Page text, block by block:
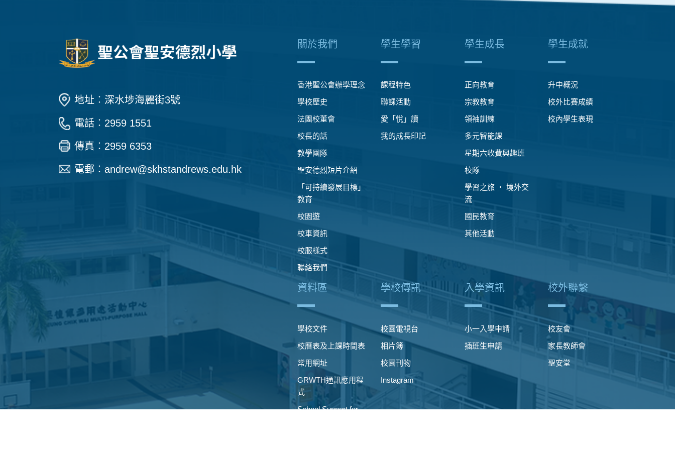
地址︰深水埗海麗街3號
電話︰2959 1551
傳真︰2959 6353
電郵︰ andrew@skhstandrews.edu.hk
關於我們
香港聖公會辦學理念
學校歷史
法團校董會
校長的話
教學團隊
聖安德烈短片介紹
「可持續發展目標」
教育
校園遊
校車資訊
校服樣式
聯絡我們
學生學習
課程特色
聯課活動
愛「悅」讀
我的成長印記
學生成長
正向教育
宗教教育
領袖訓練
多元智能課
星期六收費興趣班
校隊
學習之旅 ‧ 境外交
流
國民教育
其他活動
學生成就
升中概況
校外比賽成績
校內學生表現
資料區
學校文件
校曆表及上課時間表
常用網址
GRWTH通訊應用程
式
School Support for
學校傳訊
校園電視台
相片簿
校園刊物
Instagram
入學資訊
小一入學申請
插班生申請
校外聯繫
校友會
家長教師會
聖安堂